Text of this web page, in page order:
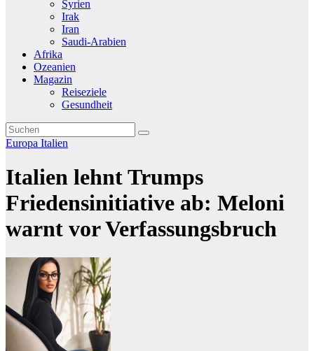
Syrien
Irak
Iran
Saudi-Arabien
Afrika
Ozeanien
Magazin
Reiseziele
Gesundheit
Europa Italien
Italien lehnt Trumps
Friedensinitiative ab: Meloni
warnt vor Verfassungsbruch